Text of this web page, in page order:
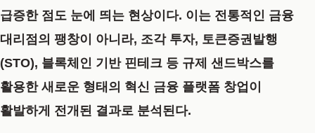
급증한 점도 눈에 띄는 현상이다. 이는 전통적인 금융
대리점의 팽창이 아니라, 조각 투자, 토큰증권발행
(STO), 블록체인 기반 핀테크 등 규제 샌드박스를
활용한 새로운 형태의 혁신 금융 플랫폼 창업이
활발하게 전개된 결과로 분석된다.